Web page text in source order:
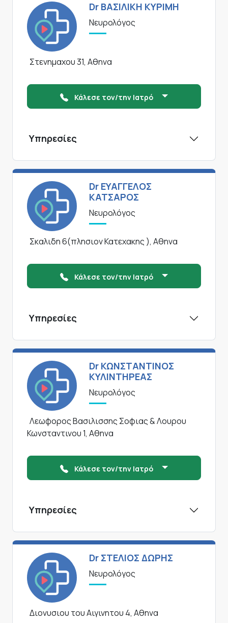
Dr ΒΑΣΙΛΙΚΗ ΚΥΡΙΜΗ
Νευρολόγος
Στενημαχου 31, Αθηνα
Κάλεσε τον/την Ιατρό
Υπηρεσίες
Dr ΕΥΑΓΓΕΛΟΣ
ΚΑΤΣΑΡΟΣ
Νευρολόγος
Σκαλιδη 6(πλησιον Κατεχακης ), Αθηνα
Κάλεσε τον/την Ιατρό
Υπηρεσίες
Dr ΚΩΝΣΤΑΝΤΙΝΟΣ
ΚΥΛΙΝΤΗΡΕΑΣ
Νευρολόγος
Λεωφορος Βασιλισσης Σοφιας & Λουρου
Κωνσταντινου 1, Αθηνα
Κάλεσε τον/την Ιατρό
Υπηρεσίες
Dr ΣΤΕΛΙΟΣ ΔΩΡΗΣ
Νευρολόγος
Διονυσιου του Αιγινητου 4, Αθηνα